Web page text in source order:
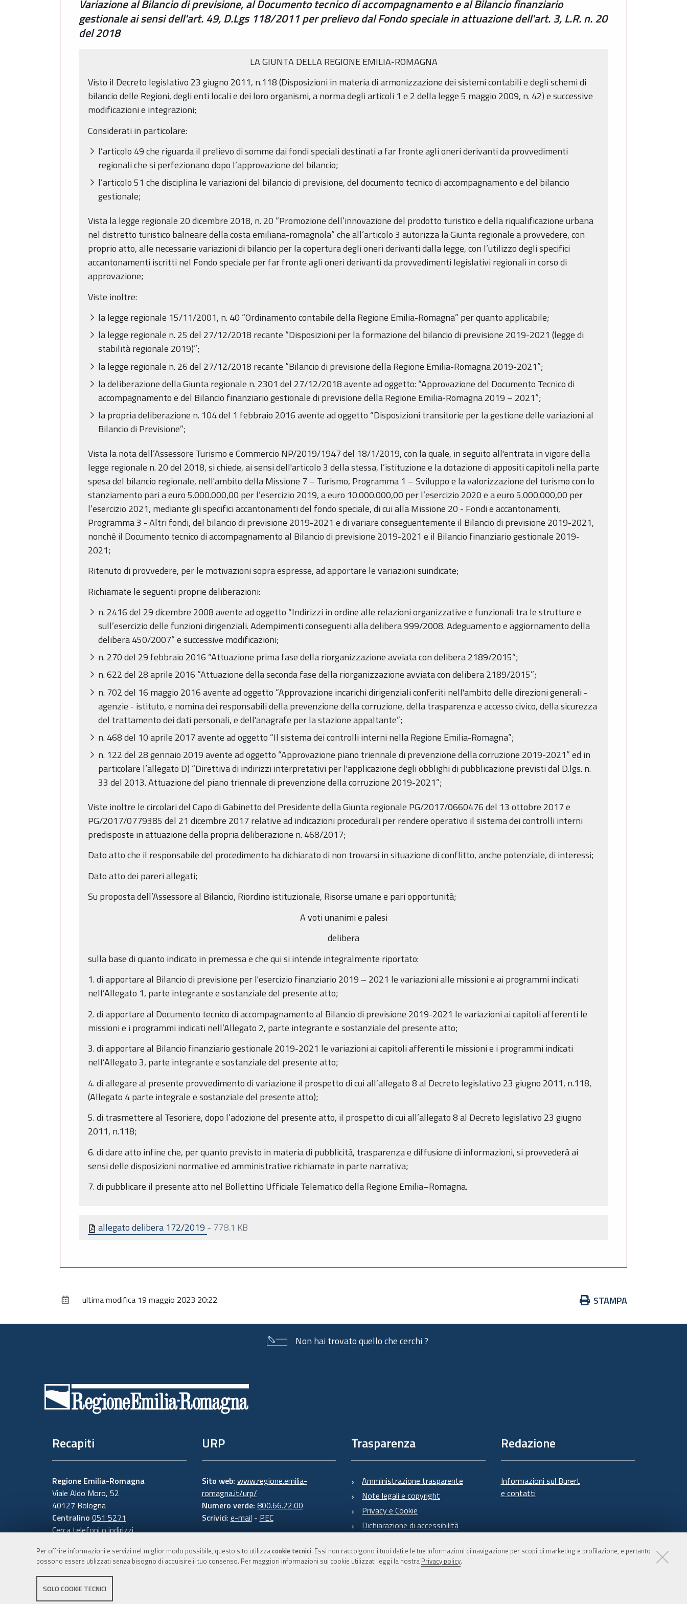
Per offrire informazioni e servizi nel miglior modo possibile, questo sito utilizzacookie tecnici. Essi non raccolgono i tuoi dati e le tue informazioni di navigazione per scopi di marketing e profilazione, e pertanto
possono essere utilizzati senza bisogno di acquisire il tuo consenso. Per maggiori informazioni sui cookie utilizzati leggi la nostra Privacy policy.
SOLO COOKIE TECNICI
Variazione al Bilancio di previsione, al Documento tecnico di accompagnamento e al Bilancio finanziario
gestionale ai sensi dell'art. 49, D.Lgs 118/2011 per prelievo dal Fondo speciale in attuazione dell'art. 3, L.R. n. 20
del 2018
LA GIUNTA DELLA REGIONE EMILIA-ROMAGNA
Visto il Decreto legislativo 23 giugno 2011, n.118 (Disposizioni in materia di armonizzazione dei sistemi contabili e degli schemi di
bilancio delle Regioni, degli enti locali e dei loro organismi, a norma degli articoli 1 e 2 della legge 5 maggio 2009, n. 42) e successive
modificazioni e integrazioni;
Considerati in particolare:
l’articolo 49 che riguarda il prelievo di somme dai fondi speciali destinati a far fronte agli oneri derivanti da provvedimenti
regionali che si perfezionano dopo l’approvazione del bilancio;
l’articolo 51 che disciplina le variazioni del bilancio di previsione, del documento tecnico di accompagnamento e del bilancio
gestionale;
Vista la legge regionale 20 dicembre 2018, n. 20 “Promozione dell’innovazione del prodotto turistico e della riqualificazione urbana
nel distretto turistico balneare della costa emiliana-romagnola” che all’articolo 3 autorizza la Giunta regionale a provvedere, con
proprio atto, alle necessarie variazioni di bilancio per la copertura degli oneri derivanti dalla legge, con l’utilizzo degli specifici
accantonamenti iscritti nel Fondo speciale per far fronte agli oneri derivanti da provvedimenti legislativi regionali in corso di
approvazione;
Viste inoltre:
la legge regionale 15/11/2001, n. 40 “Ordinamento contabile della Regione Emilia-Romagna” per quanto applicabile;
la legge regionale n. 25 del 27/12/2018 recante “Disposizioni per la formazione del bilancio di previsione 2019-2021 (legge di
stabilità regionale 2019)”;
la legge regionale n. 26 del 27/12/2018 recante “Bilancio di previsione della Regione Emilia-Romagna 2019-2021”;
la deliberazione della Giunta regionale n. 2301 del 27/12/2018 avente ad oggetto: “Approvazione del Documento Tecnico di
accompagnamento e del Bilancio finanziario gestionale di previsione della Regione Emilia-Romagna 2019 – 2021”;
la propria deliberazione n. 104 del 1 febbraio 2016 avente ad oggetto “Disposizioni transitorie per la gestione delle variazioni al
Bilancio di Previsione”;
Vista la nota dell’Assessore Turismo e Commercio NP/2019/1947 del 18/1/2019, con la quale, in seguito all'entrata in vigore della
legge regionale n. 20 del 2018, si chiede, ai sensi dell'articolo 3 della stessa, l’istituzione e la dotazione di appositi capitoli nella parte
spesa del bilancio regionale, nell'ambito della Missione 7 – Turismo, Programma 1 – Sviluppo e la valorizzazione del turismo con lo
stanziamento pari a euro 5.000.000,00 per l’esercizio 2019, a euro 10.000.000,00 per l’esercizio 2020 e a euro 5.000.000,00 per
l’esercizio 2021, mediante gli specifici accantonamenti del fondo speciale, di cui alla Missione 20 - Fondi e accantonamenti,
Programma 3 - Altri fondi, del bilancio di previsione 2019-2021 e di variare conseguentemente il Bilancio di previsione 2019-2021,
nonché il Documento tecnico di accompagnamento al Bilancio di previsione 2019-2021 e il Bilancio finanziario gestionale 2019-
2021;
Ritenuto di provvedere, per le motivazioni sopra espresse, ad apportare le variazioni suindicate;
Richiamate le seguenti proprie deliberazioni:
n. 2416 del 29 dicembre 2008 avente ad oggetto “Indirizzi in ordine alle relazioni organizzative e funzionali tra le strutture e
sull’esercizio delle funzioni dirigenziali. Adempimenti conseguenti alla delibera 999/2008. Adeguamento e aggiornamento della
delibera 450/2007” e successive modificazioni;
n. 270 del 29 febbraio 2016 “Attuazione prima fase della riorganizzazione avviata con delibera 2189/2015”;
n. 622 del 28 aprile 2016 “Attuazione della seconda fase della riorganizzazione avviata con delibera 2189/2015”;
n. 702 del 16 maggio 2016 avente ad oggetto “Approvazione incarichi dirigenziali conferiti nell'ambito delle direzioni generali -
agenzie - istituto, e nomina dei responsabili della prevenzione della corruzione, della trasparenza e accesso civico, della sicurezza
del trattamento dei dati personali, e dell'anagrafe per la stazione appaltante”;
n. 468 del 10 aprile 2017 avente ad oggetto “Il sistema dei controlli interni nella Regione Emilia-Romagna”;
n. 122 del 28 gennaio 2019 avente ad oggetto “Approvazione piano triennale di prevenzione della corruzione 2019-2021” ed in
particolare l’allegato D) “Direttiva di indirizzi interpretativi per l'applicazione degli obblighi di pubblicazione previsti dal D.lgs. n.
33 del 2013. Attuazione del piano triennale di prevenzione della corruzione 2019-2021”;
Viste inoltre le circolari del Capo di Gabinetto del Presidente della Giunta regionale PG/2017/0660476 del 13 ottobre 2017 e
PG/2017/0779385 del 21 dicembre 2017 relative ad indicazioni procedurali per rendere operativo il sistema dei controlli interni
predisposte in attuazione della propria deliberazione n. 468/2017;
Dato atto che il responsabile del procedimento ha dichiarato di non trovarsi in situazione di conflitto, anche potenziale, di interessi;
Dato atto dei pareri allegati;
Su proposta dell’Assessore al Bilancio, Riordino istituzionale, Risorse umane e pari opportunità;
A voti unanimi e palesi
delibera
sulla base di quanto indicato in premessa e che qui si intende integralmente riportato:
1. di apportare al Bilancio di previsione per l'esercizio finanziario 2019 – 2021 le variazioni alle missioni e ai programmi indicati
nell’Allegato 1, parte integrante e sostanziale del presente atto;
2. di apportare al Documento tecnico di accompagnamento al Bilancio di previsione 2019-2021 le variazioni ai capitoli afferenti le
missioni e i programmi indicati nell’Allegato 2, parte integrante e sostanziale del presente atto;
3. di apportare al Bilancio finanziario gestionale 2019-2021 le variazioni ai capitoli afferenti le missioni e i programmi indicati
nell’Allegato 3, parte integrante e sostanziale del presente atto;
4. di allegare al presente provvedimento di variazione il prospetto di cui all’allegato 8 al Decreto legislativo 23 giugno 2011, n.118,
(Allegato 4 parte integrale e sostanziale del presente atto);
5. di trasmettere al Tesoriere, dopo l’adozione del presente atto, il prospetto di cui all’allegato 8 al Decreto legislativo 23 giugno
2011, n.118;
6. di dare atto infine che, per quanto previsto in materia di pubblicità, trasparenza e diffusione di informazioni, si provvederà ai
sensi delle disposizioni normative ed amministrative richiamate in parte narrativa;
7. di pubblicare il presente atto nel Bollettino Ufficiale Telematico della Regione Emilia–Romagna.
allegato delibera 172/2019 - 778.1 KB
Azioni
documento
STAMPA
ultima modifica 19 maggio 2023 20:22
Non hai trovato quello che cerchi ?
Recapiti
Regione Emilia-Romagna
Viale Aldo Moro, 52
40127 Bologna
Centralino 051 5271
Cerca telefoni o indirizzi
URP
Sito web: www.regione.emilia-
romagna.it/urp/
Numero verde: 800.66.22.00
Scrivici: e-mail - PEC
Trasparenza
Amministrazione trasparente
Note legali e copyright
Privacy e Cookie
Dichiarazione di accessibilità
Redazione
Informazioni sul Burert
e contatti